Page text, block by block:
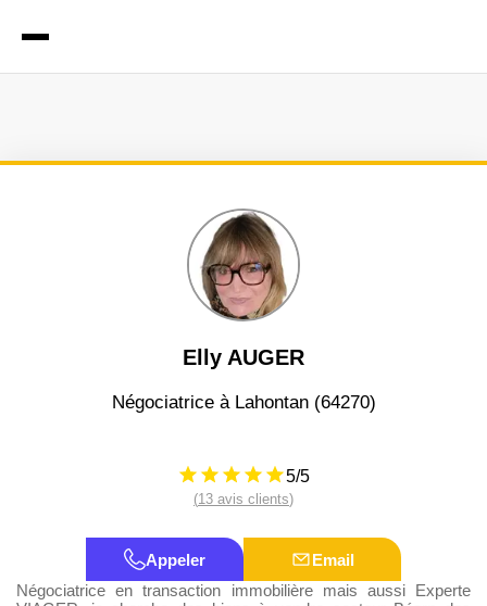
Elly AUGER
négociatrice à Lahontan (64270)
5/5
(13 avis clients)
Appeler
Email
Négociatrice en transaction immobilière mais aussi Experte